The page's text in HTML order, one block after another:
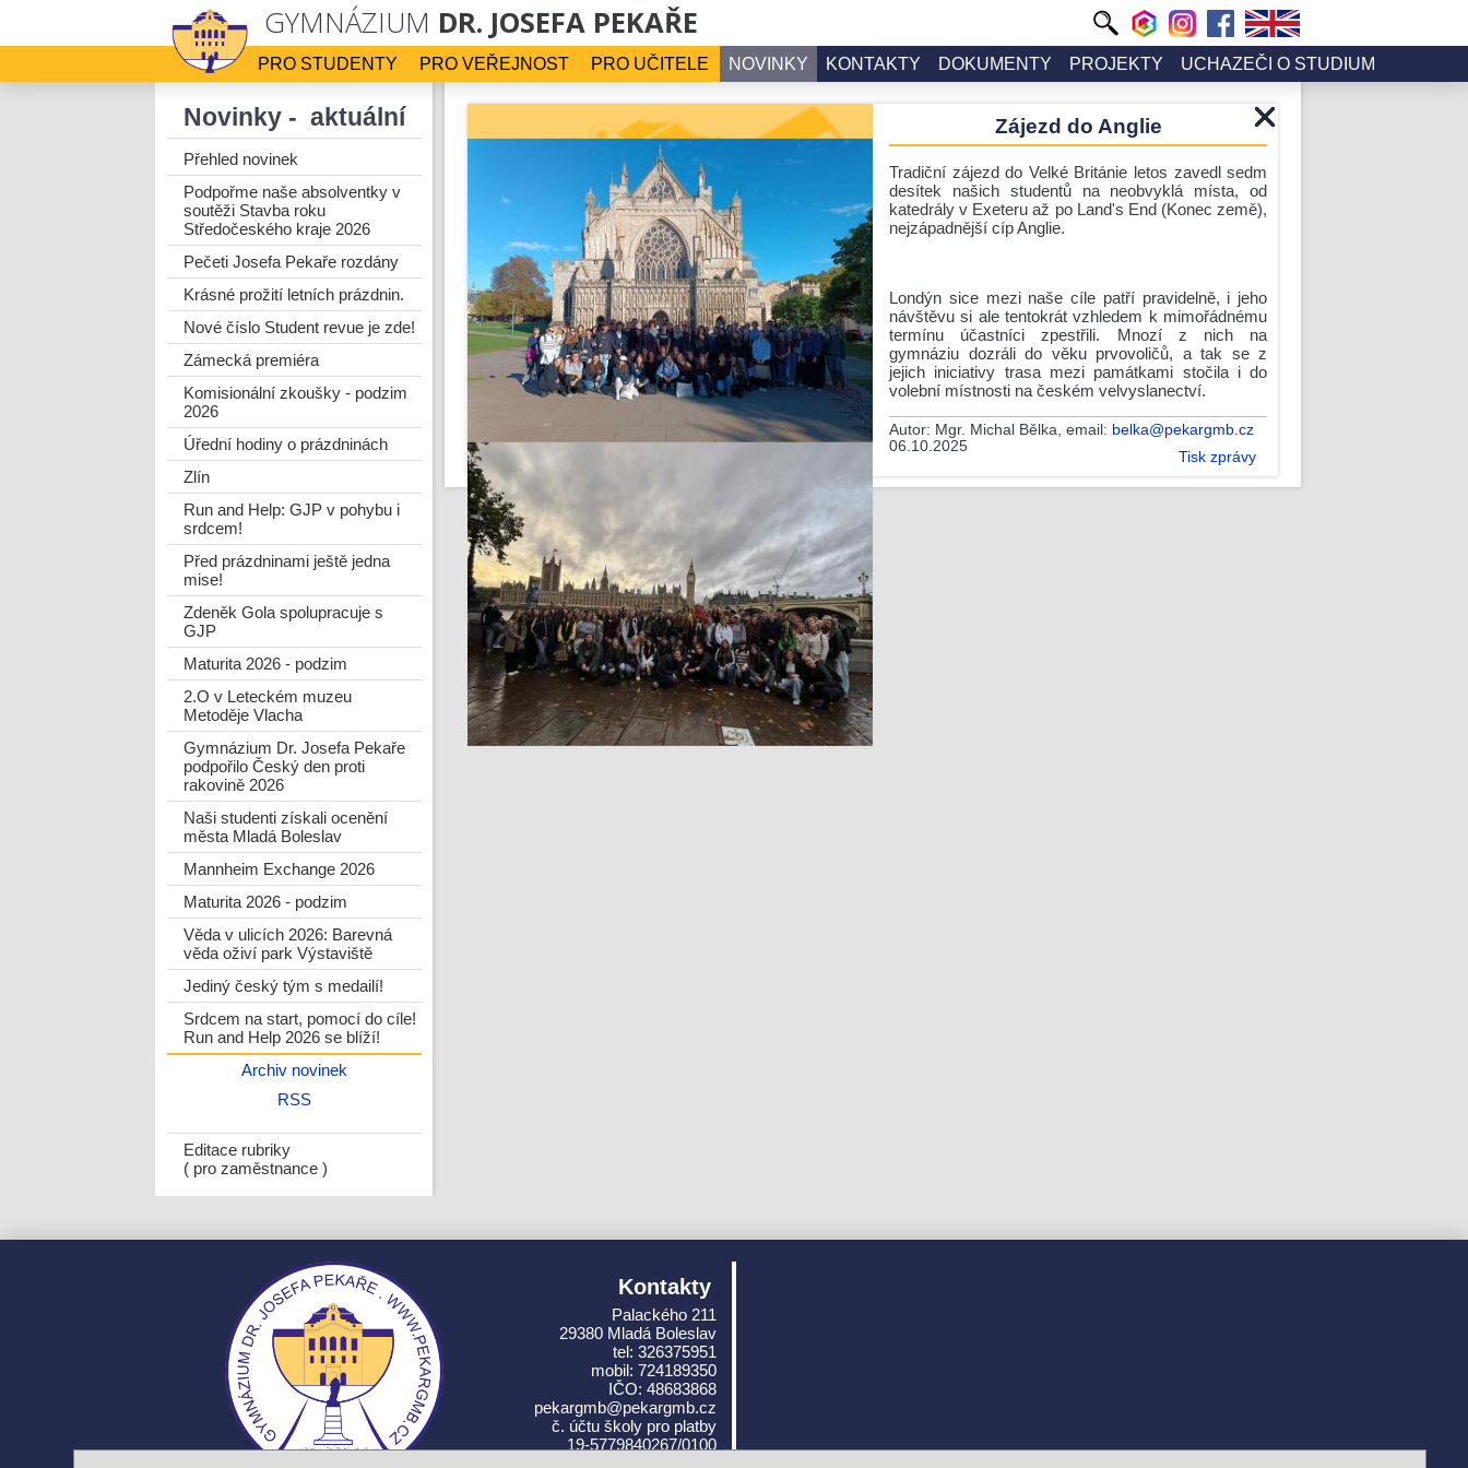
GYMNÁZIUM DR. JOSEFA PEKAŘE
PRO UČITELE
PRO VEŘEJNOST
PRO STUDENTY NOVINKY KONTAKTY DOKUMENTY PROJEKTY UCHAZEČI O STUDIUM
Novinky - aktuální
Přehled novinek
Podpořme naše absolventky v
soutěži Stavba roku
Středočeského kraje 2026
Pečeti Josefa Pekaře rozdány
Krásné prožití letních prázdnin.
Nové číslo Student revue je zde!
Zámecká premiéra
Komisionální zkoušky - podzim
2026
Úřední hodiny o prázdninách
Zlín
Run and Help: GJP v pohybu i
srdcem!
Před prázdninami ještě jedna
mise!
Zdeněk Gola spolupracuje s
GJP
Maturita 2026 - podzim
2.O v Leteckém muzeu
Metoděje Vlacha
Gymnázium Dr. Josefa Pekaře
podpořilo Český den proti
rakovině 2026
Naši studenti získali ocenění
města Mladá Boleslav
Mannheim Exchange 2026
Maturita 2026 - podzim
Věda v ulicích 2026: Barevná
věda oživí park Výstaviště
Jediný český tým s medailí!
Srdcem na start, pomocí do cíle!
Run and Help 2026 se blíží!
Archiv novinek
RSS
Editace rubriky
( pro zaměstnance )
Zájezd do Anglie
Tradiční zájezd do Velké Británie letos zavedl sedm
desítek našich studentů na neobvyklá místa, od
katedrály v Exeteru až po Land's End (Konec země),
nejzápadnější cíp Anglie.
Londýn sice mezi naše cíle patří pravidelně, i jeho
návštěvu si ale tentokrát vzhledem k mimořádnému
termínu účastníci zpestřili. Mnozí z nich na
gymnáziu dozráli do věku prvovoličů, a tak se z
jejich iniciativy trasa mezi památkami stočila i do
volební místnosti na českém velvyslanectví.
Autor: Mgr. Michal Bělka, email: belka@pekargmb.cz
06.10.2025
Tisk zprávy
Kontakty
Palackého 211
29380 Mladá Boleslav
tel: 326375951
mobil: 724189350
IČO: 48683868
pekargmb@pekargmb.cz
č. účtu školy pro platby
19-5779840267/0100